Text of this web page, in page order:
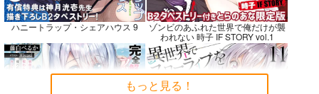
Fresh＆Smooth
ロイヤルマウンテン
770円（税込）
オリジナル
嫌な顔されながらおパ
ンツ見せてもらいたい
本14
アニマルマシーン
787円（税込）
オリジナル
FETISH ACADEMY
ロイヤルマウンテン
770円（税込）
オリジナル
青山 澄香
ハニートラップ・シェアハウス 9
ゾンビのあふれた世界で俺だけが襲
われない 時子 IF STORY vol.1
もっと見る！